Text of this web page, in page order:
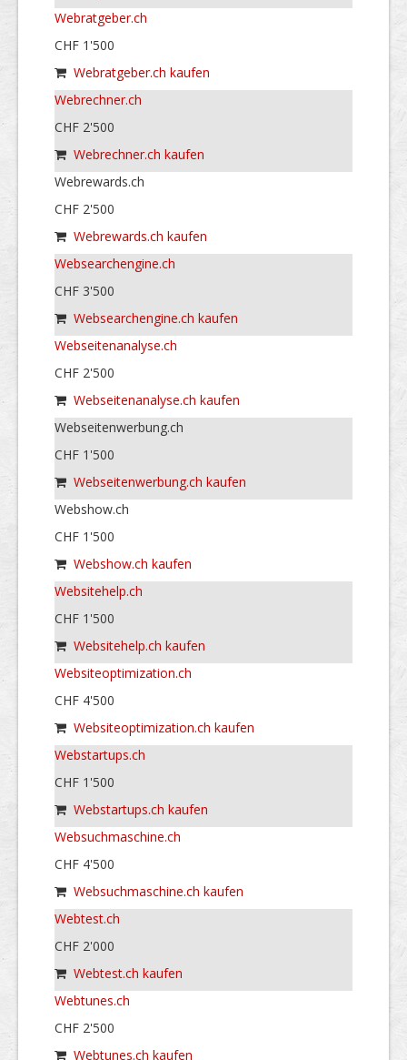
Webratgeber.ch
CHF 1'500
Webratgeber.ch kaufen
Webrechner.ch
CHF 2'500
Webrechner.ch kaufen
Webrewards.ch
CHF 2'500
Webrewards.ch kaufen
Websearchengine.ch
CHF 3'500
Websearchengine.ch kaufen
Webseitenanalyse.ch
CHF 2'500
Webseitenanalyse.ch kaufen
Webseitenwerbung.ch
CHF 1'500
Webseitenwerbung.ch kaufen
Webshow.ch
CHF 1'500
Webshow.ch kaufen
Websitehelp.ch
CHF 1'500
Websitehelp.ch kaufen
Websiteoptimization.ch
CHF 4'500
Websiteoptimization.ch kaufen
Webstartups.ch
CHF 1'500
Webstartups.ch kaufen
Websuchmaschine.ch
CHF 4'500
Websuchmaschine.ch kaufen
Webtest.ch
CHF 2'000
Webtest.ch kaufen
Webtunes.ch
CHF 2'500
Webtunes.ch kaufen